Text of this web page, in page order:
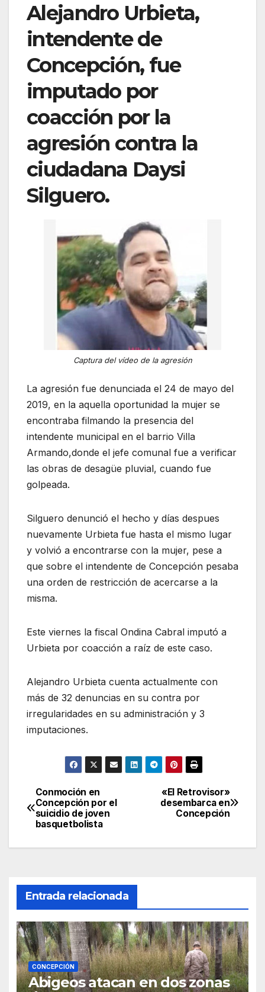
Alejandro Urbieta,
intendente de
Concepción, fue
imputado por
coacción por la
agresión contra la
ciudadana Daysi
Silguero.
Captura del vídeo de la agresión
La agresión fue denunciada el 24 de mayo del
2019, en la aquella oportunidad la mujer se
encontraba filmando la presencia del
intendente municipal en el barrio Villa
Armando,donde el jefe comunal fue a verificar
las obras de desagüe pluvial, cuando fue
golpeada.
Silguero denunció el hecho y días despues
nuevamente Urbieta fue hasta el mismo lugar
y volvió a encontrarse con la mujer, pese a
que sobre el intendente de Concepción pesaba
una orden de restricción de acercarse a la
misma.
Este viernes la fiscal Ondina Cabral imputó a
Urbieta por coacción a raíz de este caso.
Alejandro Urbieta cuenta actualmente con
más de 32 denuncias en su contra por
irregularidades en su administración y 3
imputaciones.
Navegación
de
entradas
«El Retrovisor»
desembarca en
Concepción
Conmoción en
Concepción por el
suicidio de joven
basquetbolista
Entrada relacionada
CONCEPCIÓN
Abigeos atacan en dos zonas